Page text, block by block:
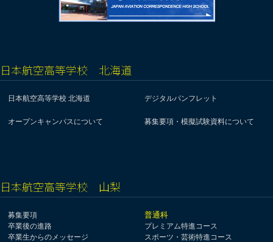
日本航空高等学校 北海道
日本航空高等学校 北海道 デジタルパンフレット
オープンキャンパスについて 募集要項・模擬試験資料について
日本航空高等学校 山梨
募集要項
卒業後の進路
卒業生からのメッセージ
普通科
プレミアム特進コース
スポーツ・芸術特進コース